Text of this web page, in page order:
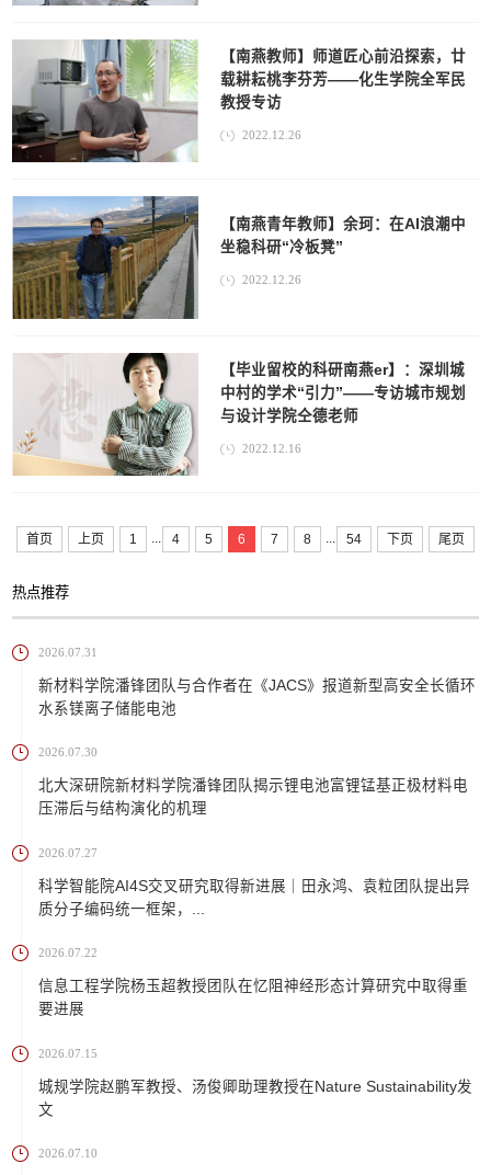
【南燕教师】师道匠心前沿探索，廿
载耕耘桃李芬芳——化生学院全军民
教授专访
2022.12.26
【南燕青年教师】余珂：在AI浪潮中
坐稳科研“冷板凳”
2022.12.26
【毕业留校的科研南燕er】：深圳城
中村的学术“引力”——专访城市规划
与设计学院仝德老师
2022.12.16
首页 上页 1 ... 4 5 6 7 8 ... 54 下页 尾页
热点推荐
2026.07.31
新材料学院潘锋团队与合作者在《JACS》报道新型高安全长循环
水系镁离子储能电池
2026.07.30
北大深研院新材料学院潘锋团队揭示锂电池富锂锰基正极材料电
压滞后与结构演化的机理
2026.07.27
科学智能院AI4S交叉研究取得新进展｜田永鸿、袁粒团队提出异
质分子编码统一框架，...
2026.07.22
信息工程学院杨玉超教授团队在忆阻神经形态计算研究中取得重
要进展
2026.07.15
城规学院赵鹏军教授、汤俊卿助理教授在Nature Sustainability发
文
2026.07.10